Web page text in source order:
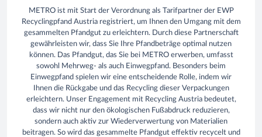
METRO ist mit Start der Verordnung als Tarifpartner der EWP
Recyclingpfand Austria registriert, um Ihnen den Umgang mit dem
gesammelten Pfandgut zu erleichtern. Durch diese Partnerschaft
gewährleisten wir, dass Sie Ihre Pfandbeträge optimal nutzen
können. Das Pfandgut, das Sie bei METRO erwerben, umfasst
sowohl Mehrweg- als auch Einwegpfand. Besonders beim
Einwegpfand spielen wir eine entscheidende Rolle, indem wir
Ihnen die Rückgabe und das Recycling dieser Verpackungen
erleichtern. Unser Engagement mit Recycling Austria bedeutet,
dass wir nicht nur den ökologischen Fußabdruck reduzieren,
sondern auch aktiv zur Wiederverwertung von Materialien
beitragen. So wird das gesammelte Pfandgut effektiv recycelt und